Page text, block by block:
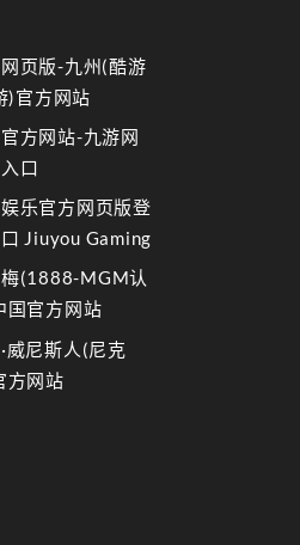
页版-九州(酷游
)官方网站
方网站-九游网
口
乐官方网页版登
Jiuyou Gaming
(1888-MGM认
国官方网站
威尼斯人(尼克
方网站